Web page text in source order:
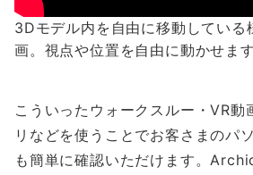
3Dモデル内を自由に移動している
画。視点や位置を自由に動かせます
こういったウォークスルー・VR動
リなどを使うことでお客さまのパ
も簡単に確認いただけます。